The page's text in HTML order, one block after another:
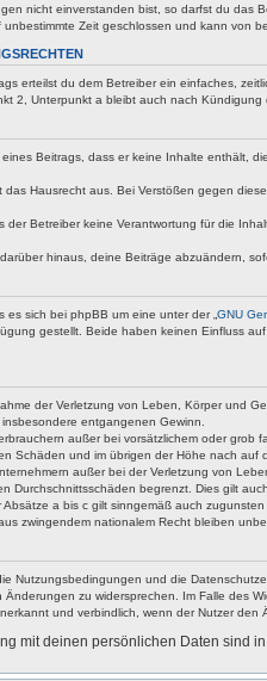
nicht einverstanden bist, so darfst du das
unbestimmte Zeit geschlossen und kann von
erteilst du dem Betreiber ein einfaches,
2, Unterpunkt a bleibt auch nach Kündigung
eines Beitrags, dass er keine Inhalte enthält,
das Hausrecht aus. Bei Verstößen gegen
der Betreiber keine Verantwortung für die
hinaus, deine Beiträge abzuändern,
es sich bei phpBB um eine unter der „ GNU
gestellt. Beide haben keinen Einfluss
der Verletzung von Leben, Körper und
entgangenen Gewinn.
außer bei vorsätzlichem oder grob
Schäden und im übrigen der Höhe nach
außer bei der Verletzung von
Durchschnittsschäden begrenzt. Dies gilt
a bis c gilt sinngemäß auch
zwingendem nationalem Recht bleiben
Nutzungsbedingungen und die
zu widersprechen. Im Falle des
und verbindlich, wenn der Nutzer den
mit deinen persönlichen Daten sind